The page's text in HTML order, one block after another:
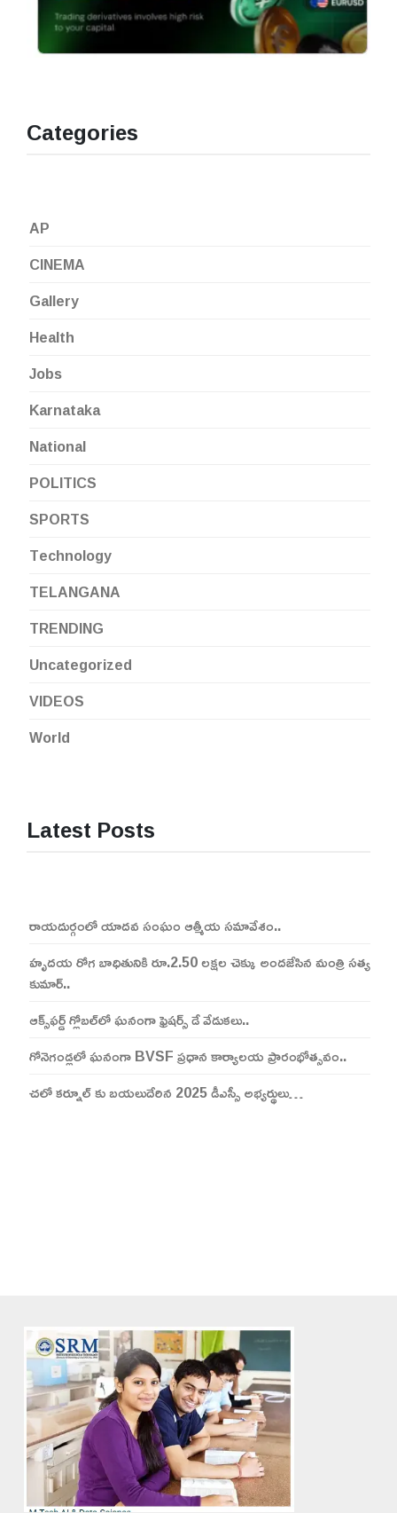
Categories
AP
CINEMA
Gallery
Health
Jobs
Karnataka
National
POLITICS
SPORTS
Technology
TELANGANA
TRENDING
Uncategorized
VIDEOS
World
Latest Posts
రాయదుర్గంలో యాదవ సంఘం ఆత్మీయ సమావేశం..
హృదయ రోగ బాధితునికి రూ.2.50 లక్షల చెక్కు అందజేసిన మంత్రి సత్య
కుమార్..
ఆక్స్‌ఫర్డ్ గ్లోబల్‌లో ఘనంగా ఫ్రెషర్స్ డే వేడుకలు..
గోనెగండ్లలో ఘనంగా BVSF ప్రధాన కార్యాలయ ప్రారంభోత్సవం..
చలో కర్నూల్ కు బయలుదేరిన 2025 డీఎస్సీ అభ్యర్థులు…